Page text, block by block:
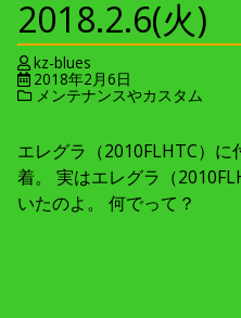
2018.2.6(火)
kz-blues
2018年2月6日
メンテナンスやカスタム
エレグラ（2010FLHTC）
着。 実はエレグラ（
いたのよ。 何でって？